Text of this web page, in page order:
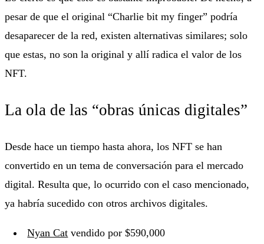
pesar de que el original “Charlie bit my finger” podría
desaparecer de la red, existen alternativas similares; solo
que estas, no son la original y allí radica el valor de los
NFT.
La ola de las “obras únicas digitales”
Desde hace un tiempo hasta ahora, los NFT se han
convertido en un tema de conversación para el mercado
digital. Resulta que, lo ocurrido con el caso mencionado,
ya habría sucedido con otros archivos digitales.
Nyan Cat vendido por $590,000